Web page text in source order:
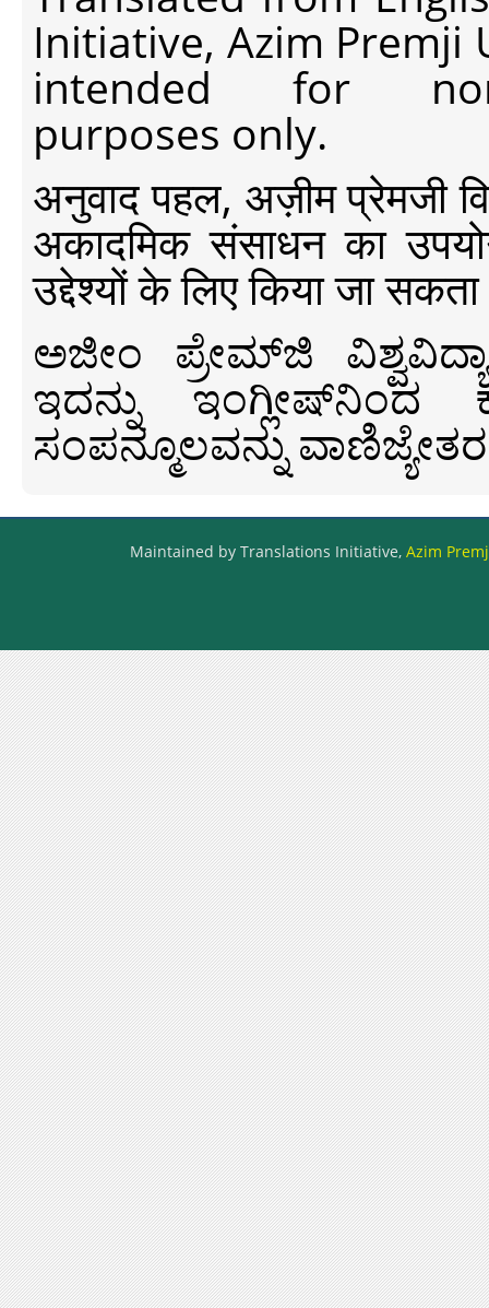
Initiative, Azim Premji
intended for non-
purposes only.
अनुवाद पहल, अज़ीम प्रेमजी
अकादमिक संसाधन का
उद्देश्यों के लिए किया जा
ಅಜೀಂ ಪ್ರೇಮ್‍ಜಿ
ಇದನ್ನು ಇಂಗ್ಲೀಷ್‍ನಿಂದ
ಸಂಪನ್ಮೂಲವನ್ನು
Maintained by Translations Initiative, Azim